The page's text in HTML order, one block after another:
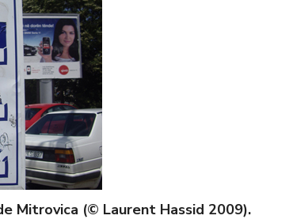
Mitrovica (© Laurent Hassid 2009).